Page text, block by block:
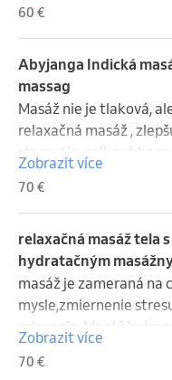
klasickej masáže
Jej blahodárne účinky
60 €
Abyjanga Indická
massag
Masáž nie je tlaková,
relaxačná masáž ,
starnutie, celková
oživuje organizmus,
proces starnutia,
pohodu.Abhyanga nie
gesto voči vlastnému
na chvíľu zastaviť a
všetko beží na plné
môže priniesť viac než
priniesť pokoj.
Zobrazit více
70 €
relaxačná masáž tela
hydratačným
masáž je zameraná na
mysle,zmiernenie
relaxacie. Masáž
podporuje prekrvenie
vyživenú
Zobrazit více
70 €